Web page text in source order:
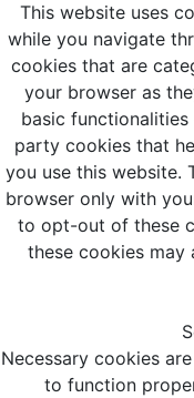
This website uses
while you navigate
cookies that are
your browser as
basic
party cookies that
you use this website.
browser only with
to opt-out of these
these cookies may
Necessary cookies
to function